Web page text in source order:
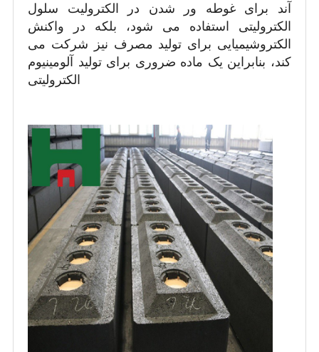
آند برای غوطه ور شدن در الکترولیت سلول
الکترولیتی استفاده می شود، بلکه در واکنش
الکتروشیمیایی برای تولید مصرف نیز شرکت می
کند، بنابراین یک ماده ضروری برای تولید آلومینیوم
الکترولیتی